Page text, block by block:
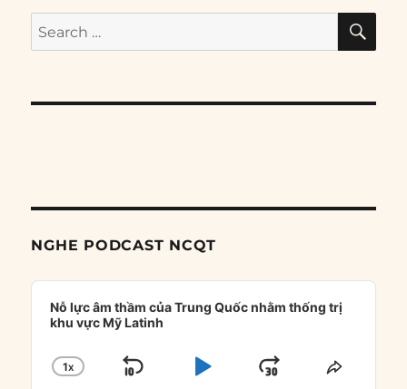
Search
for:
NGHE PODCAST NCQT
Audio
Player
Nỗ lực âm thầm của Trung Quốc nhằm thống trị
khu vực Mỹ Latinh
CHANGE
1X
SKIP
PLAYJUMPSHARE